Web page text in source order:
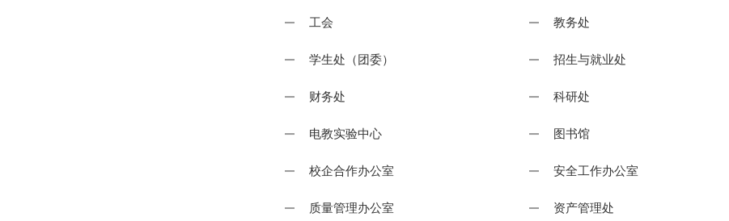
工会 教务处
学生处（团委） 招生与就业处
财务处 科研处
电教实验中心 图书馆
校企合作办公室 安全工作办公室
质量管理办公室 资产管理处